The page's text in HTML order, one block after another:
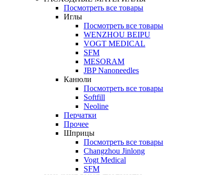
Посмотреть все товары
Иглы
Посмотреть все товары
WENZHOU BEIPU
VOGT MEDICAL
SFM
MESORAM
JBP Nanoneedles
Канюли
Посмотреть все товары
Softfill
Neoline
Перчатки
Прочее
Шприцы
Посмотреть все товары
Changzhou Jinlong
Vogt Medical
SFM